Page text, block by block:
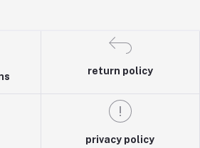
return policy
privacy policy